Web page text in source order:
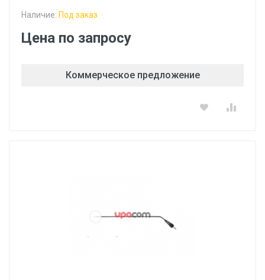
Наличие: Под заказ
Цена по запросу
Коммерческое предложение